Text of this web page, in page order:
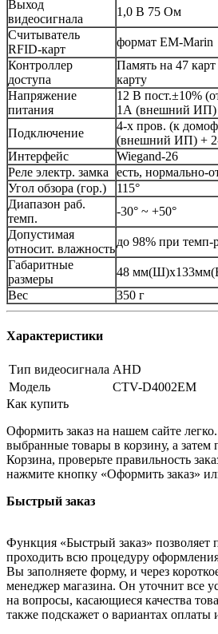
Выход
видеосигнала
1,0 В 75 Ом
Считыватель
RFID-карт
формат EM-Marin
Контроллер
доступа
Память на 47
карту
Напряжение
питания
12 В пост.±10%
1А (внешний ИП)
Подключение
4-х пров. (к
(внешний ИП) +
Интерфейс
Wiegand-26
Реле электр. замка
есть, нормально-
Угол обзора (гор.)
115°
Диапазон раб.
темп.
-30° ~ +50°
Допустимая
относит. влажность
до 98% при темп-
Габаритные
размеры
48
Вес
350 г
Характеристики
Тип видеосигнала AHD
Модель
CTV-D4002EM
Как купить
Оформить заказ на нашем сайте
выбранные товары в корзину, а затем
Корзина, проверьте правильность
нажмите кнопку «Оформить заказ»
Быстрый заказ
Функция «Быстрый заказ» позволяет
проходить всю процедуру оформления
Вы заполняете форму, и через
менеджер магазина. Он уточнит все
на вопросы, касающиеся качества
также подскажет о вариантах оплаты